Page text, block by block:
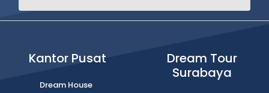
Kantor Pusat
Dream House
Dream Tour
Surabaya